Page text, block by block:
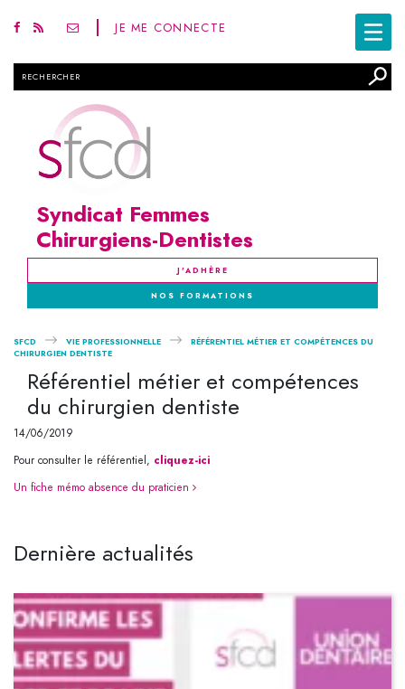
JE ME CONNECTE
Syndicat Femmes
Chirurgiens-Dentistes
J'ADHÈRE
NOS FORMATIONS
SFCD VIE PROFESSIONNELLE
RÉFÉRENTIEL MÉTIER ET COMPÉTENCES DU
CHIRURGIEN DENTISTE
Référentiel métier et compétences
du chirurgien dentiste
14/06/2019
Pour consulter le référentiel, cliquez-ici
Navigation
Un fiche mémo absence du praticien
Dernière actualités